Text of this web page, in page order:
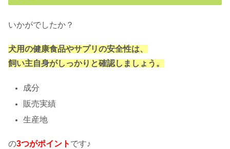
いかがでしたか？
犬用の健康食品やサプリの安全性は、
飼い主自身がしっかりと確認しましょう。
成分
販売実績
生産地
の3つがポイント です♪